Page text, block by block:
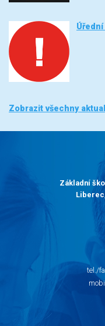
Zobrazit všechny
Základní
tel./